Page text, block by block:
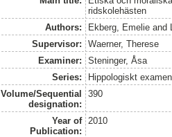
ridskolehästen
Authors:
Ekberg, Emelie and
Supervisor:
Waerner, Therese
Examiner:
Steninger, Åsa
Series:
Hippologiskt
Volume/Sequential
designation:
390
Year of
Publication:
2010